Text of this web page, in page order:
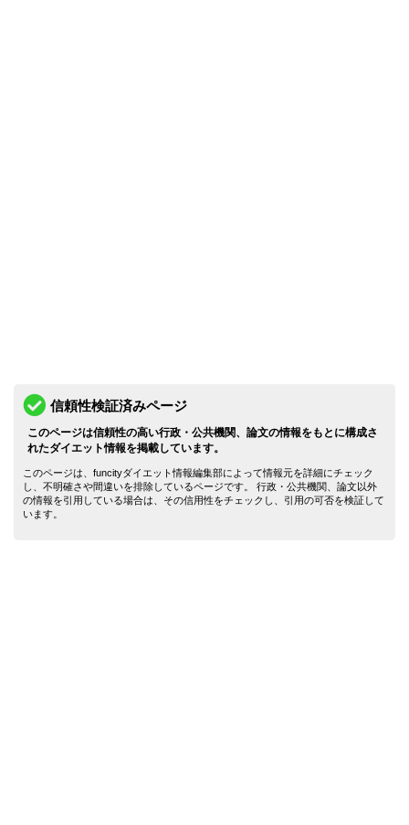
信頼性検証済みページ
このページは信頼性の高い行政・公共機関、論文の情報をもとに構成さ
れたダイエット情報を掲載しています。
このページは、funcityダイエット情報編集部によって情報元を詳細にチェック
し、不明確さや間違いを排除しているページです。 行政・公共機関、論文以外
の情報を引用している場合は、その信用性をチェックし、引用の可否を検証して
います。